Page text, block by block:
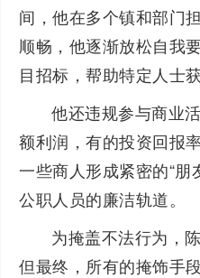
间，他在多个镇和部门
顺畅，他逐渐放松自我
目招标，帮助特定人士
他还违规参与商业
额利润，有的投资回报
一些商人形成紧密的“朋
公职人员的廉洁轨道。
为掩盖不法行为，
但最终，所有的掩饰手